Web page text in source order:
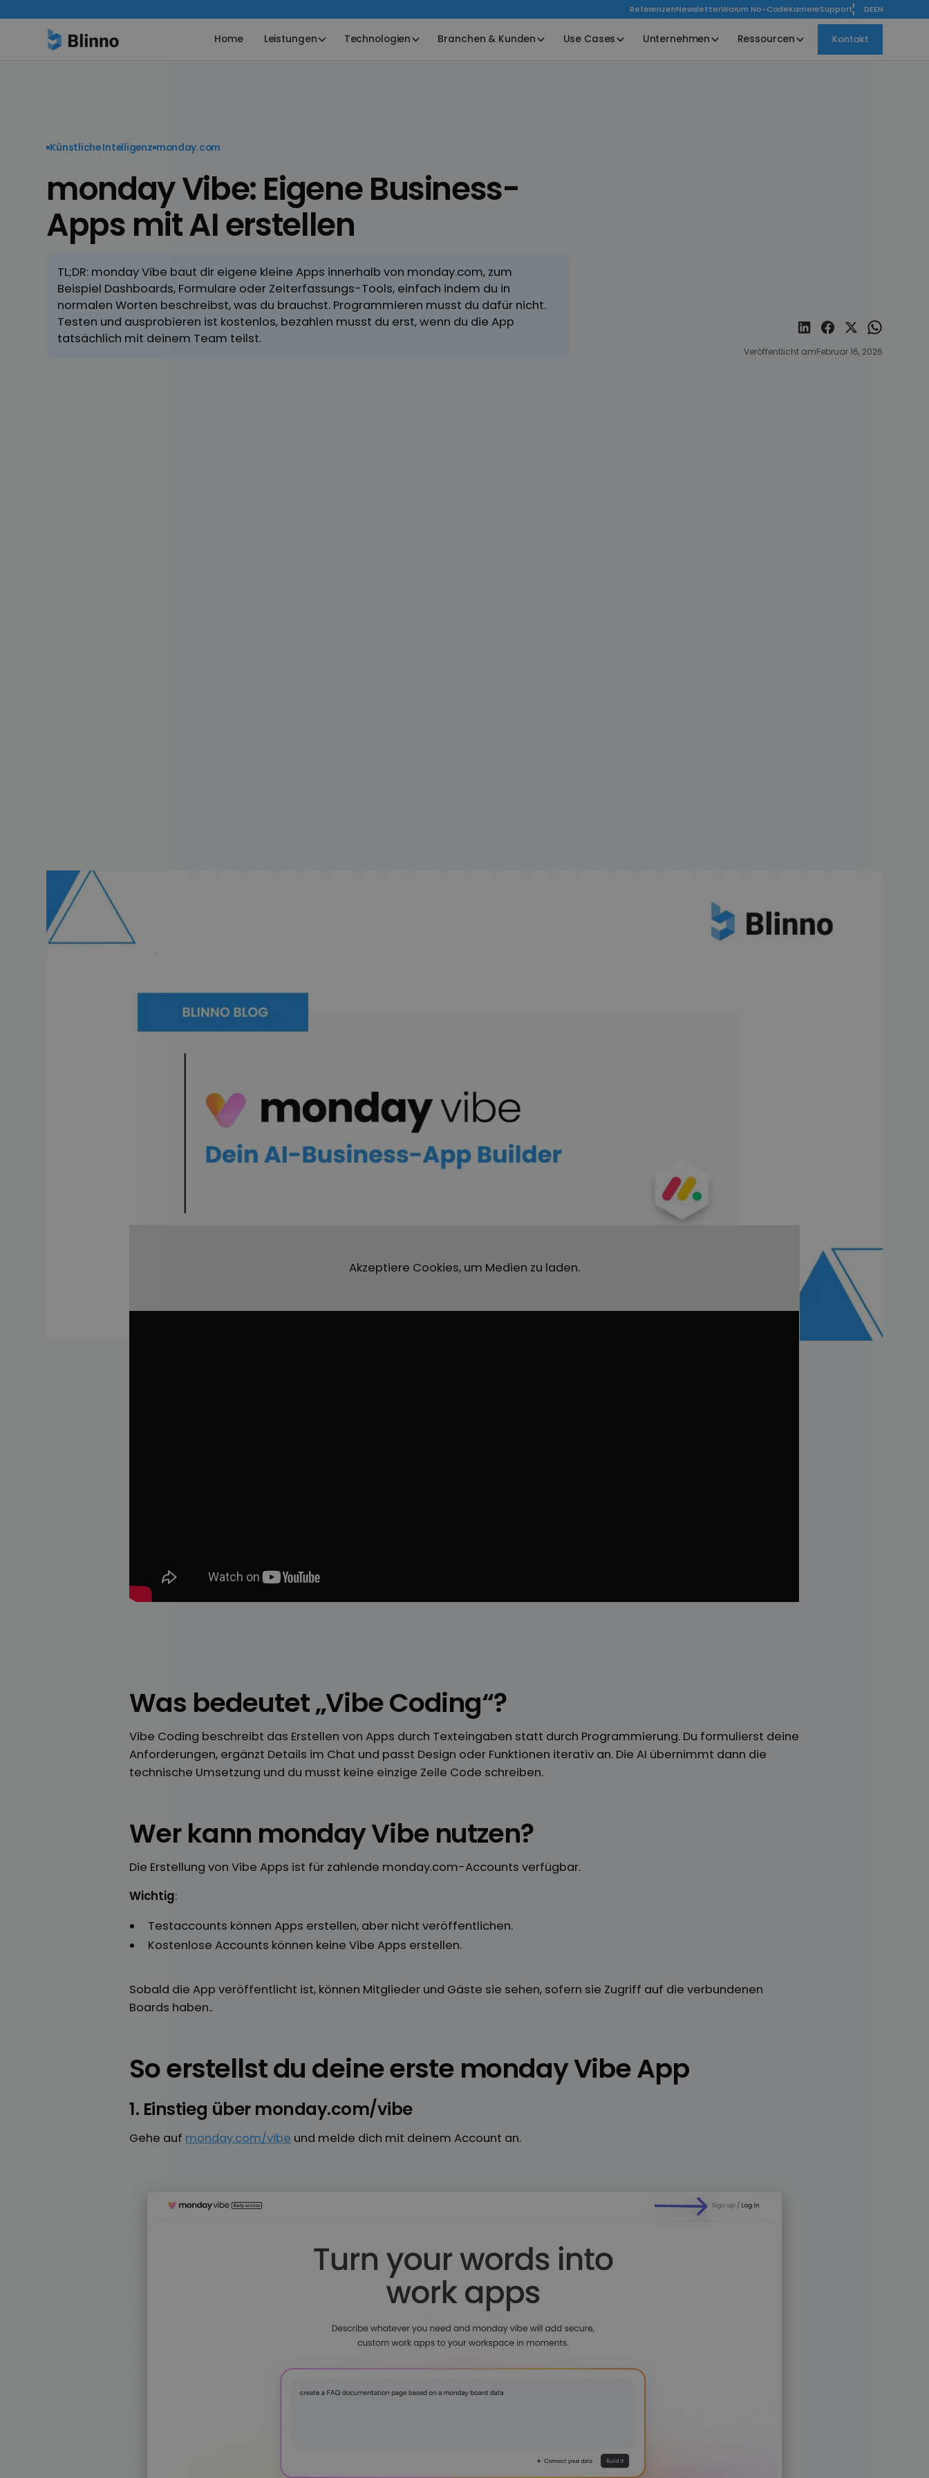
ReferenzenNewsletterWarum No-CodeKarriereSupport DEEN
Home Leistungen Technologien Branchen & Kunden Use Cases Unternehmen Ressourcen Kontakt
Künstliche Intelligenz monday.com
monday Vibe: Eigene Business-
Apps mit AI erstellen
TL;DR: monday Vibe baut dir eigene kleine Apps innerhalb von monday.com, zum
Beispiel Dashboards, Formulare oder Zeiterfassungs-Tools, einfach indem du in
normalen Worten beschreibst, was du brauchst. Programmieren musst du dafür nicht.
Testen und ausprobieren ist kostenlos, bezahlen musst du erst, wenn du die App
tatsächlich mit deinem Team teilst.
Veröffentlicht amFebruar 16, 2026
Du wolltest schon immer deine eigene App in monday.com bauen, aber ohne Entwicklerteam oder
Mit monday Vibe kannst du mithilfe von künstlicher Intelligenz individuelle Business-Apps erstellen, einfach durch eine
Beschreibung in natürlicher Sprache. In diesem Beitrag erfährst du, was monday vibe ist, wie sogenanntes „vibe
Coding“ funktioniert und welche Möglichkeiten dir das Tool eröffnet.
Was ist monday Vibe?
monday Vibe ist ein AI-gestützter App-Builder innerhalb von monday.com. Statt Code zu schreiben, beschreibst du
einfach in Worten, welche App du benötigst, und die AI generiert daraus eine funktionierende, sichere Anwendung
direkt in deinem monday Account.
Akzeptiere Cookies, um Medien zu laden.
Was bedeutet „Vibe Coding“?
Vibe Coding beschreibt das Erstellen von Apps durch Texteingaben statt durch Programmierung. Du formulierst deine
Anforderungen, ergänzt Details im Chat und passt Design oder Funktionen iterativ an. Die AI übernimmt dann die
technische Umsetzung und du musst keine einzige Zeile Code schreiben.
Wer kann monday Vibe nutzen?
Die Erstellung von Vibe Apps ist für zahlende monday.com-Accounts verfügbar.
Wichtig:
Testaccounts können Apps erstellen, aber nicht veröffentlichen.
Kostenlose Accounts können keine Vibe Apps erstellen.
Sobald die App veröffentlicht ist, können Mitglieder und Gäste sie sehen, sofern sie Zugriff auf die verbundenen
Boards haben..
So erstellst du deine erste monday Vibe App
1. Einstieg über monday.com/vibe
Gehe auf monday.com/vibe und melde dich mit deinem Account an.